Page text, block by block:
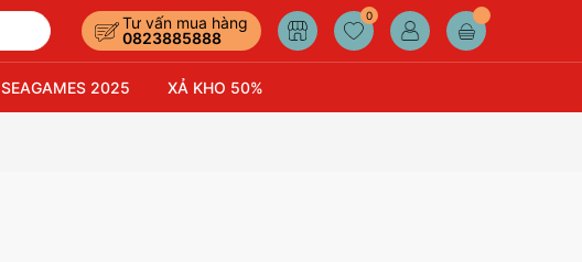
Tư vấn mua hàng
0823885888
0
SEAGAMES 2025 XẢ KHO 50%